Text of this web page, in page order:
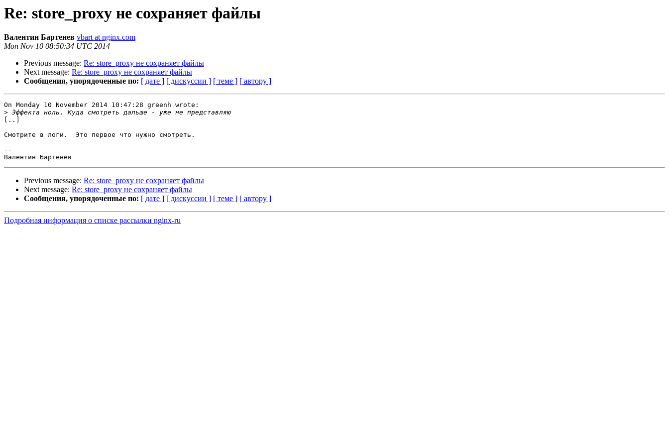
Re: store_proxy не сохраняет файлы
Валентин Бартенев vbart at nginx.com
Mon Nov 10 08:50:34 UTC 2014
Previous message: Re: store_proxy не сохраняет файлы
Next message: Re: store_proxy не сохраняет файлы
Сообщения, упорядоченные по: [ дате ] [ дискуссии ] [ теме ] [ автору ]
On Monday 10 November 2014 10:47:28 greenh wrote:
>
[..]
Смотрите в логи.  Это первое что нужно смотреть.
--
Previous message: Re: store_proxy не сохраняет файлы
Next message: Re: store_proxy не сохраняет файлы
Сообщения, упорядоченные по: [ дате ] [ дискуссии ] [ теме ] [ автору ]
Подробная информация о списке рассылки nginx-ru